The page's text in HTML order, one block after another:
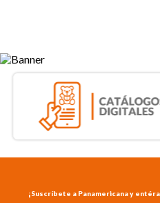
¡Suscríbete a Panamericana y